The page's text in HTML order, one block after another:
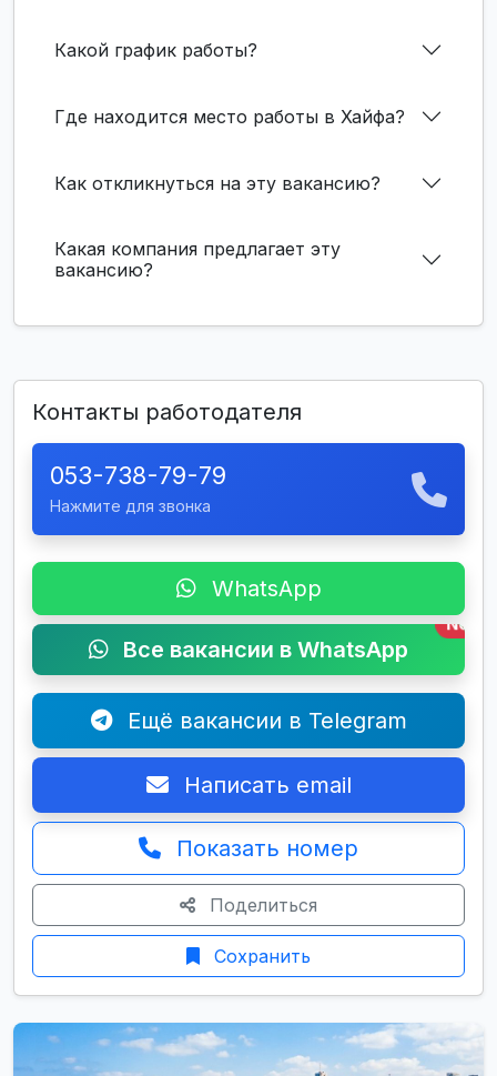
Какой график работы?
Где находится место работы в Хайфа?
Как откликнуться на эту вакансию?
Какая компания предлагает эту
вакансию?
Контакты работодателя
053-738-79-79
Нажмите для звонка
WhatsApp
Все вакансии в WhatsApp
New
Ещё вакансии в Telegram
Написать email
Показать номер
Поделиться
Сохранить